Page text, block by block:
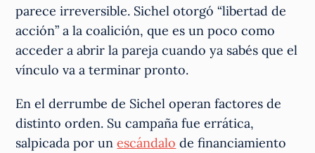
parece irreversible. Sichel otorgó “libertad de
acción” a la coalición, que es un poco como
acceder a abrir la pareja cuando ya sabés que el
vínculo va a terminar pronto.
En el derrumbe de Sichel operan factores de
distinto orden. Su campaña fue errática,
salpicada por unescándalo de financiamiento